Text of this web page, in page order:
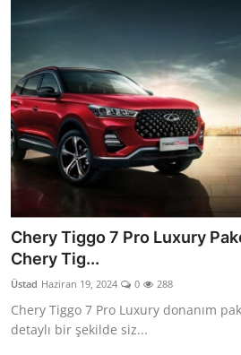
Chery Tiggo 7 Pro Luxury
Chery Tig...
Üstad Haziran 19, 2024 0 288
Chery Tiggo 7 Pro Luxury donanım
detaylı bir şekilde siz...